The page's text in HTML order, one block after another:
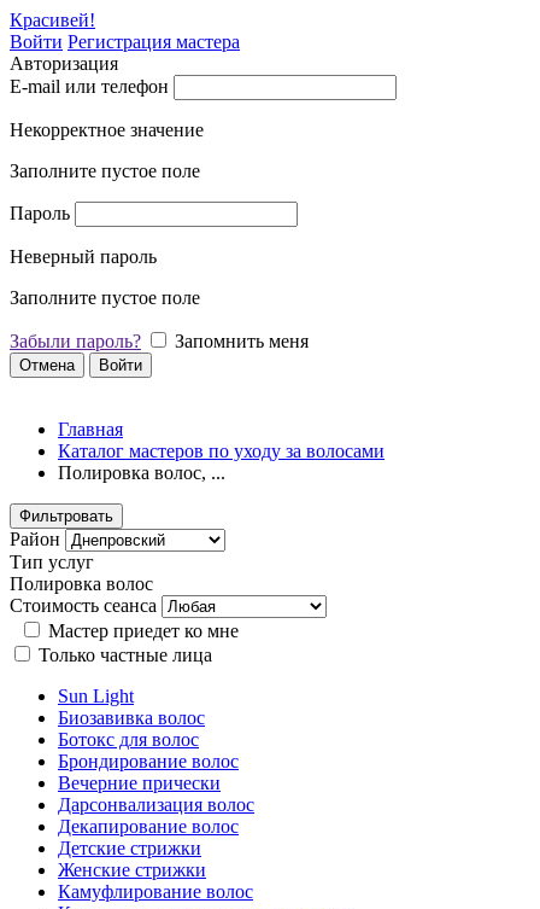
Красивей!
Войти Регистрация мастера
Авторизация
E-mail или телефон
Некорректное значение
Заполните пустое поле
Пароль
Неверный пароль
Заполните пустое поле
Забыли пароль? Запомнить меня
Отмена Войти
Главная
Каталог мастеров по уходу за волосами
Полировка волос, ...
Фильтровать
Район
Тип услуг
Полировка волос
Стоимость сеанса
Мастер приедет ко мне
Только частные лица
Sun Light
Биозавивка волос
Ботокс для волос
Брондирование волос
Вечерние прически
Дарсонвализация волос
Декапирование волос
Детские стрижки
Женские стрижки
Камуфлирование волос